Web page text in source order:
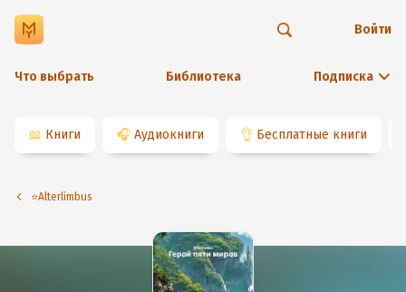
Что выбрать Библиотека Подписка
Войти
📖 Книги 🎧 Аудиокниги 👌 Бесплатные книги
⭐️Alterlimbus